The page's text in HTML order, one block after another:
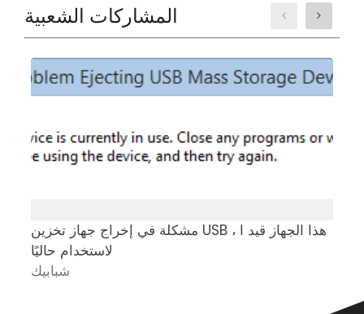
المشاركات الشعبية
مشكلة في إخراج جهاز تخزين USB ، هذا الجهاز قيد ا
لاستخدام حاليًا
شبابيك